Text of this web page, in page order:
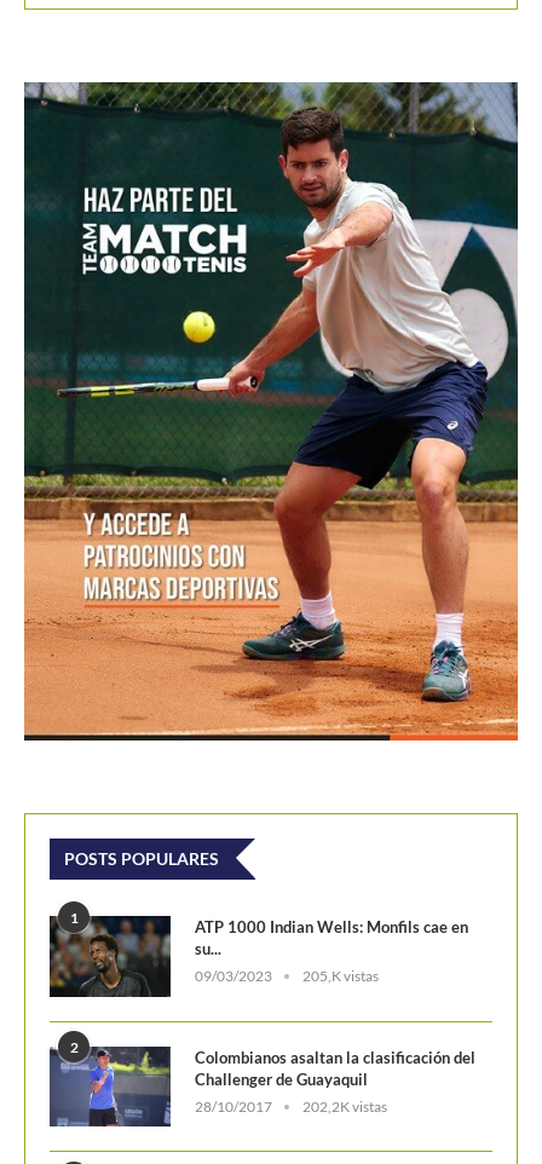
POSTS POPULARES
1
ATP 1000 Indian Wells: Monfils cae en
su...
09/03/2023 205,K vistas
2
Colombianos asaltan la clasificación del
Challenger de Guayaquil
28/10/2017 202,2K vistas